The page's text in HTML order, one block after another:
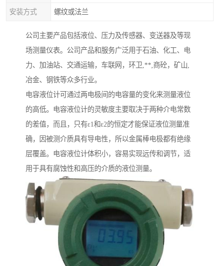
安装方式 螺纹或法兰
公司主要产品包括液位、压力及传感器、变送器及等现
场测量仪表。公司产品和服务广泛用于石油、化工、电
力、加油站、交通运输，车联网，环卫,**,商砼，矿山,
冶金、钢铁等众多行业。
电容液位计可通过两电极间的电容量的变化来测量液位
的高低。电容液位计的灵敏度主要取决于两种介电常数
的差值，而且，只有ε1和ε2的恒定才能保证液位测量准
确，因被测介质具有导电性，所以金属棒电极都有绝缘
层覆盖。电容液位计体积小，容易实现远传和调节，适
用于具有腐蚀性和高压的介质的液位测量。